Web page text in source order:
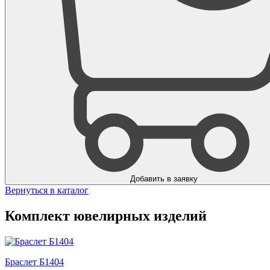
Добавить в заявку
Вернуться в каталог
Комплект ювелирных изделий
Браслет Б1404